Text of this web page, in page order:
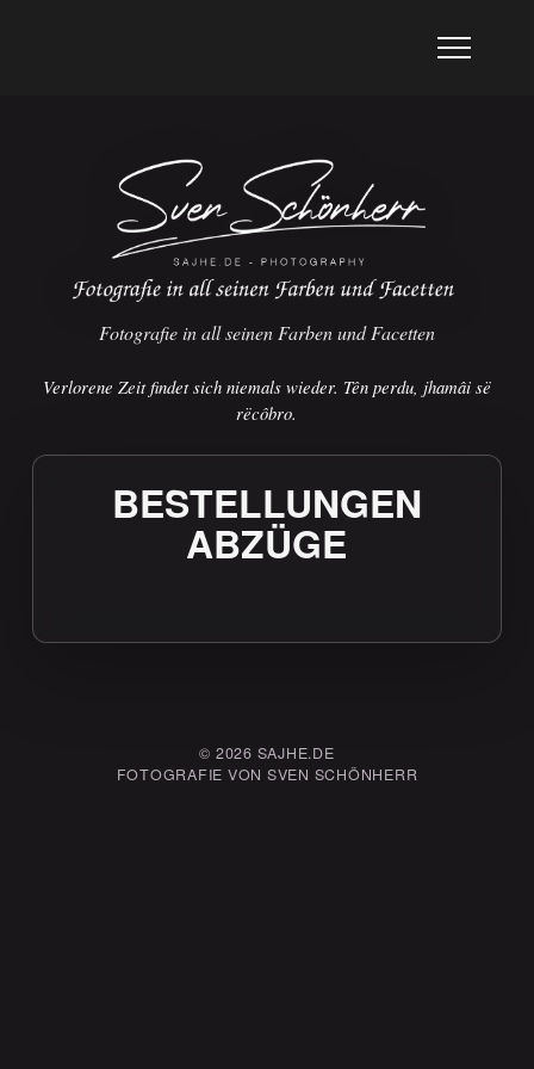
Fotografie in all seinen Farben und Facetten
Verlorene Zeit findet sich niemals wieder. Tên perdu, jhamâi së
rëcôbro.
BESTELLUNGEN
ABZÜGE
© 2026 SAJHE.DE
FOTOGRAFIE VON SVEN SCHÖNHERR